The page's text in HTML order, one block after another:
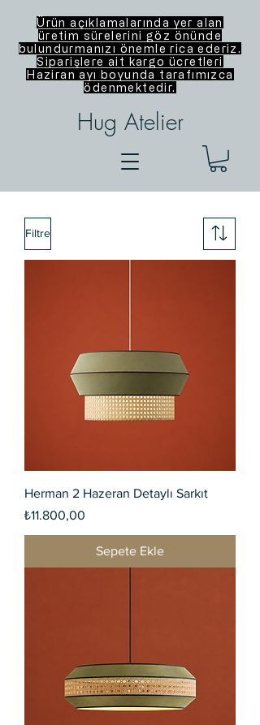
Ürün açıklamalarında yer alan
üretim sürelerini göz önünde
bulundurmanızı önemle rica ederiz.
Siparişlere ait kargo ücretleri
Haziran ayı boyunda tarafımızca
ödenmektedir.
Hug Atelier
Filtre
Herman 2 Hazeran Detaylı Sarkıt
Fiyat
₺11.800,00
Sepete Ekle